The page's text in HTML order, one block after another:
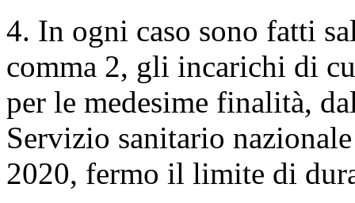
4. In ogni caso sono fatti
comma 2, gli incarichi di
per le medesime finalità,
Servizio sanitario
2020, fermo il limite di